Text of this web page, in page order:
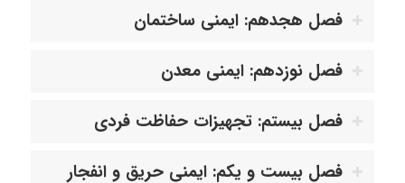
فصل هجدهم: ایمنی ساختمان
فصل نوزدهم: ایمنی معدن
فصل بیستم: تجهیزات حفاظت فردی
فصل بیست و یکم: ایمنی حریق و انفجار